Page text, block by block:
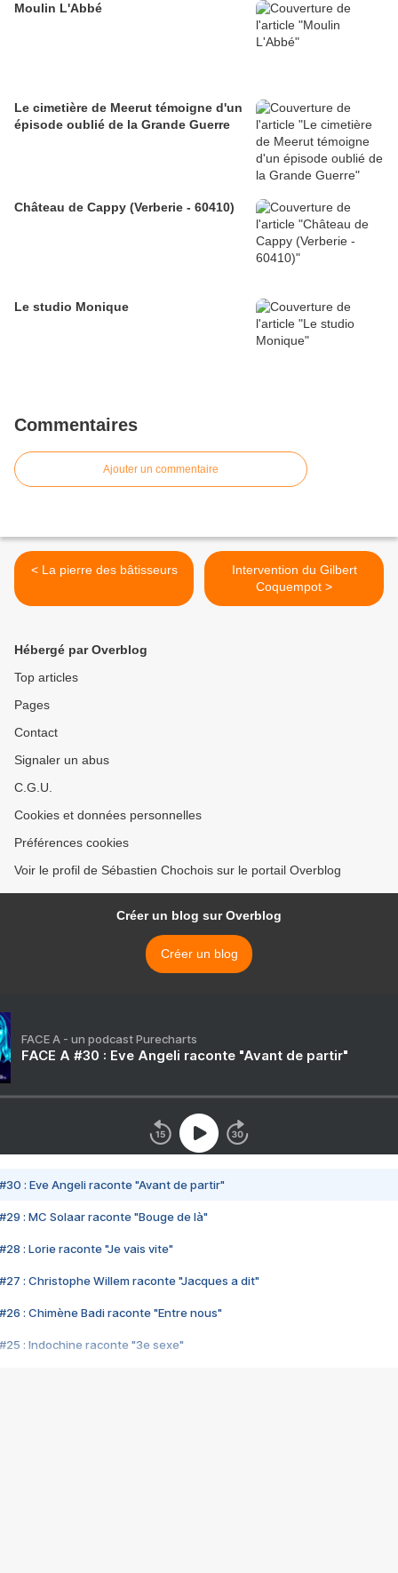
Moulin L'Abbé
Le cimetière de Meerut témoigne d'un
épisode oublié de la Grande Guerre
Château de Cappy (Verberie - 60410)
Le studio Monique
Commentaires
Ajouter un commentaire
< La pierre des bâtisseurs
Intervention du Gilbert
Coquempot >
Hébergé par Overblog
Top articles
Pages
Contact
Signaler un abus
C.G.U.
Cookies et données personnelles
Préférences cookies
Voir le profil de Sébastien Chochois sur le portail Overblog
Créer un blog sur Overblog
Créer un blog
FACE A - un podcast Purecharts
FACE A #30 : Eve Angeli raconte "Avant de partir"
#30 : Eve Angeli raconte "Avant de partir"
#29 : MC Solaar raconte "Bouge de là"
#28 : Lorie raconte "Je vais vite"
#27 : Christophe Willem raconte "Jacques a dit"
#26 : Chimène Badi raconte "Entre nous"
#25 : Indochine raconte "3e sexe"